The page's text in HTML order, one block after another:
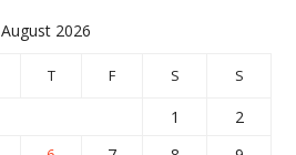
August 2026
T F S S
1
2